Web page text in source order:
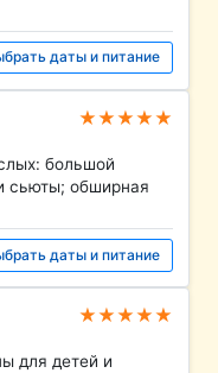
даты и питание
★★★★★
большой
сьюты; обширная
даты и питание
★★★★★
для детей и